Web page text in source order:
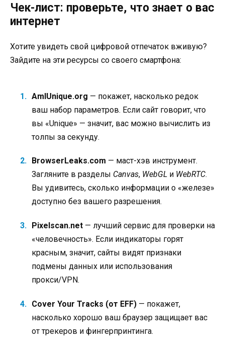
Чек-лист: проверьте, что знает о вас
интернет
Хотите увидеть свой цифровой отпечаток вживую?
Зайдите на эти ресурсы со своего смартфона:
AmIUnique.org — покажет, насколько редок
ваш набор параметров. Если сайт говорит, что
вы «Unique» — значит, вас можно вычислить из
толпы за секунду.
BrowserLeaks.com — маст-хэв инструмент.
Загляните в разделы Canvas, WebGL и WebRTC.
Вы удивитесь, сколько информации о «железе»
доступно без вашего разрешения.
Pixelscan.net — лучший сервис для проверки на
«человечность». Если индикаторы горят
красным, значит, сайты видят признаки
подмены данных или использования
прокси/VPN.
Cover Your Tracks (от EFF) — покажет,
насколько хорошо ваш браузер защищает вас
от трекеров и фингерпринтинга.